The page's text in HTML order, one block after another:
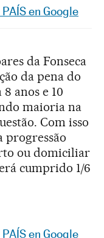
Sociales
en Google
da Fonseca
da pena do
anos e 10
maioria na
Com isso
progressão
ou domiciliar
cumprido 1/6
en Google